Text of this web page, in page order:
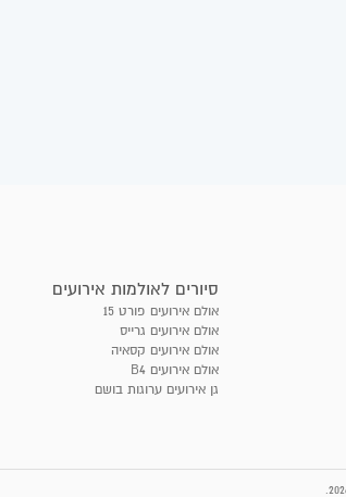
סיורים לאולמות אירועים
אולם אירועים פורט 15
אולם אירועים גרייס
אולם אירועים קסאיה
אולם אירועים B4
גן אירועים ערוגות בושם